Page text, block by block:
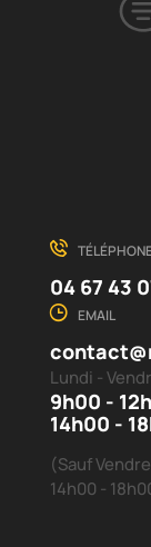
04 67 43
EMAIL
Lundi -
9h00 -
14h00 -
(Sauf
14h00 -